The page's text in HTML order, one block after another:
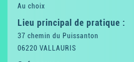
Au choix
Lieu principal de pratique :
37 chemin du Puissanton
06220 VALLAURIS